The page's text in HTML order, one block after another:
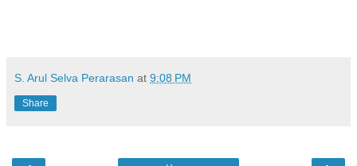
S. Arul Selva Perarasan at 9:08 PM
Share